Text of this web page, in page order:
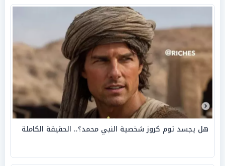
هل يجسد توم كروز شخصية النبي محمد؟.. الحقيقة الكاملة